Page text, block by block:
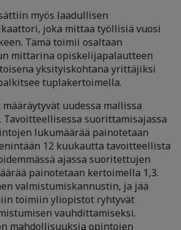
myös laadullisen
joka mittaa työllisiä vuosi
Tämä toimii osaltaan
mittarina opiskelijapalautteen
yksityiskohtana yrittäjiksi
tuplakertoimella.
uudessa mallissa
suorittamisajassa
lukumäärää painotetaan
12 kuukautta tavoitteellista
ajassa suoritettujen
painotetaan kertoimella 1,3.
valmistumiskannustin, ja jää
toimiin yliopistot ryhtyvät
vauhdittamiseksi.
mahdollisuuksia opintojen